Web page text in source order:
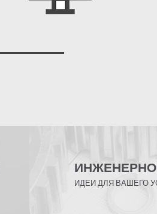
ИДЕИ ДЛЯ ВАШЕГО